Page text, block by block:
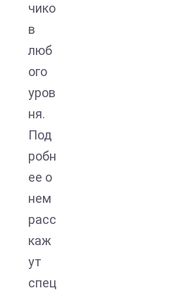
чико
в
люб
ого
уров
ня.
Под
робн
ее о
нем
расс
каж
ут
спец